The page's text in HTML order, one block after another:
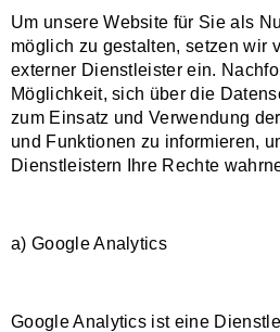
Um unsere Website für Sie als
möglich zu gestalten, setzen wir
externer Dienstleister ein.
Möglichkeit, sich über die
zum Einsatz und Verwendung
und Funktionen zu informieren,
Dienstleistern Ihre Rechte
a) Google Analytics
Google Analytics ist eine